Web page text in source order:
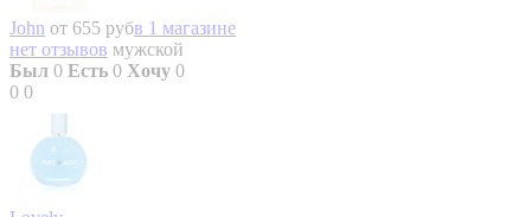
John от 655 рубв 1 магазине
нет отзывов мужской
Был 0 Есть 0 Хочу 0
0 0